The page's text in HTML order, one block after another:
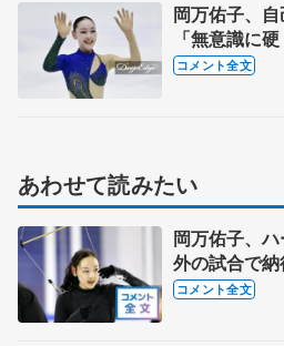
岡万佑子、
「無意識に
に」 【西日
コメント全文
あわせて読みたい
岡万佑子、
外の試合で
下グループ/
コメント全文